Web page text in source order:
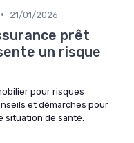
• 21/01/2026
prêt
un risque
pour risques
et démarches pour
situation de santé.